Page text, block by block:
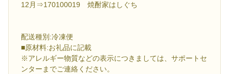
12月⇒170100019 焼酎家はしぐち
配送種別:冷凍便
■原材料:お礼品に記載
※アレルギー物質などの表示につきましては、サポートセ
ンターまでご連絡ください。